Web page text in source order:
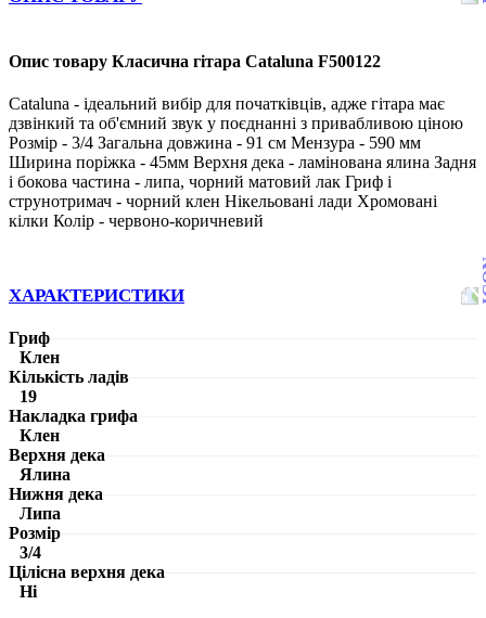
Опис товару Класична гітара Cataluna F500122
Cataluna - ідеальний вибір для початківців, адже гітара має
дзвінкий та об'ємний звук у поєднанні з привабливою ціною
Розмір - 3/4 Загальна довжина - 91 см Мензура - 590 мм
Ширина поріжка - 45мм Верхня дека - ламінована ялина Задня
і бокова частина - липа, чорний матовий лак Гриф і
струнотримач - чорний клен Нікельовані лади Хромовані
кілки Колір - червоно-коричневий
ХАРАКТЕРИСТИКИ
Гриф
Клен
Кількість ладів
19
Накладка грифа
Клен
Верхня дека
Ялина
Нижня дека
Липа
Розмір
3/4
Цілісна верхня дека
Ні